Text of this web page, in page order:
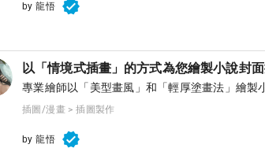
by 龍悟
以「情境式插畫」的方式為您繪製小說封
專業繪師以「美型畫風」和「輕厚塗畫法」繪製
插圖/漫畫 > 插圖製作
by 龍悟